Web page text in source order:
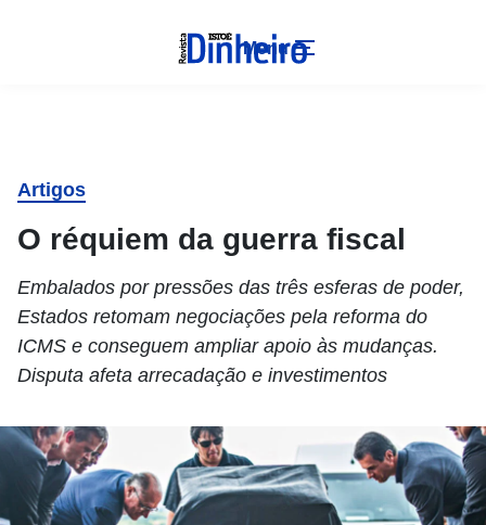
Menu
Artigos
O réquiem da guerra fiscal
Embalados por pressões das três esferas de poder,
Estados retomam negociações pela reforma do
ICMS e conseguem ampliar apoio às mudanças.
Disputa afeta arrecadação e investimentos